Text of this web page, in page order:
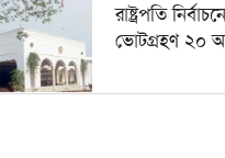
রাষ্ট্রপতি
ভোটগ্রহণ ২০